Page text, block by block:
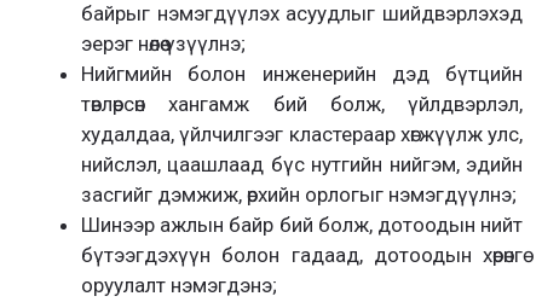
байрыг нэмэгдүүлэх асуудлыг шийдвэрлэхэд
эерэг нөлөө үзүүлнэ;
Нийгмийн болон инженерийн дэд бүтцийн
төвлөрсөн хангамж бий болж, үйлдвэрлэл,
худалдаа, үйлчилгээг кластераар хөгжүүлж улс,
нийслэл, цаашлаад бүс нутгийн нийгэм, эдийн
засгийг дэмжиж, өрхийн орлогыг нэмэгдүүлнэ;
Шинээр ажлын байр бий болж, дотоодын нийт
бүтээгдэхүүн болон гадаад, дотоодын хөрөнгө
оруулалт нэмэгдэнэ;